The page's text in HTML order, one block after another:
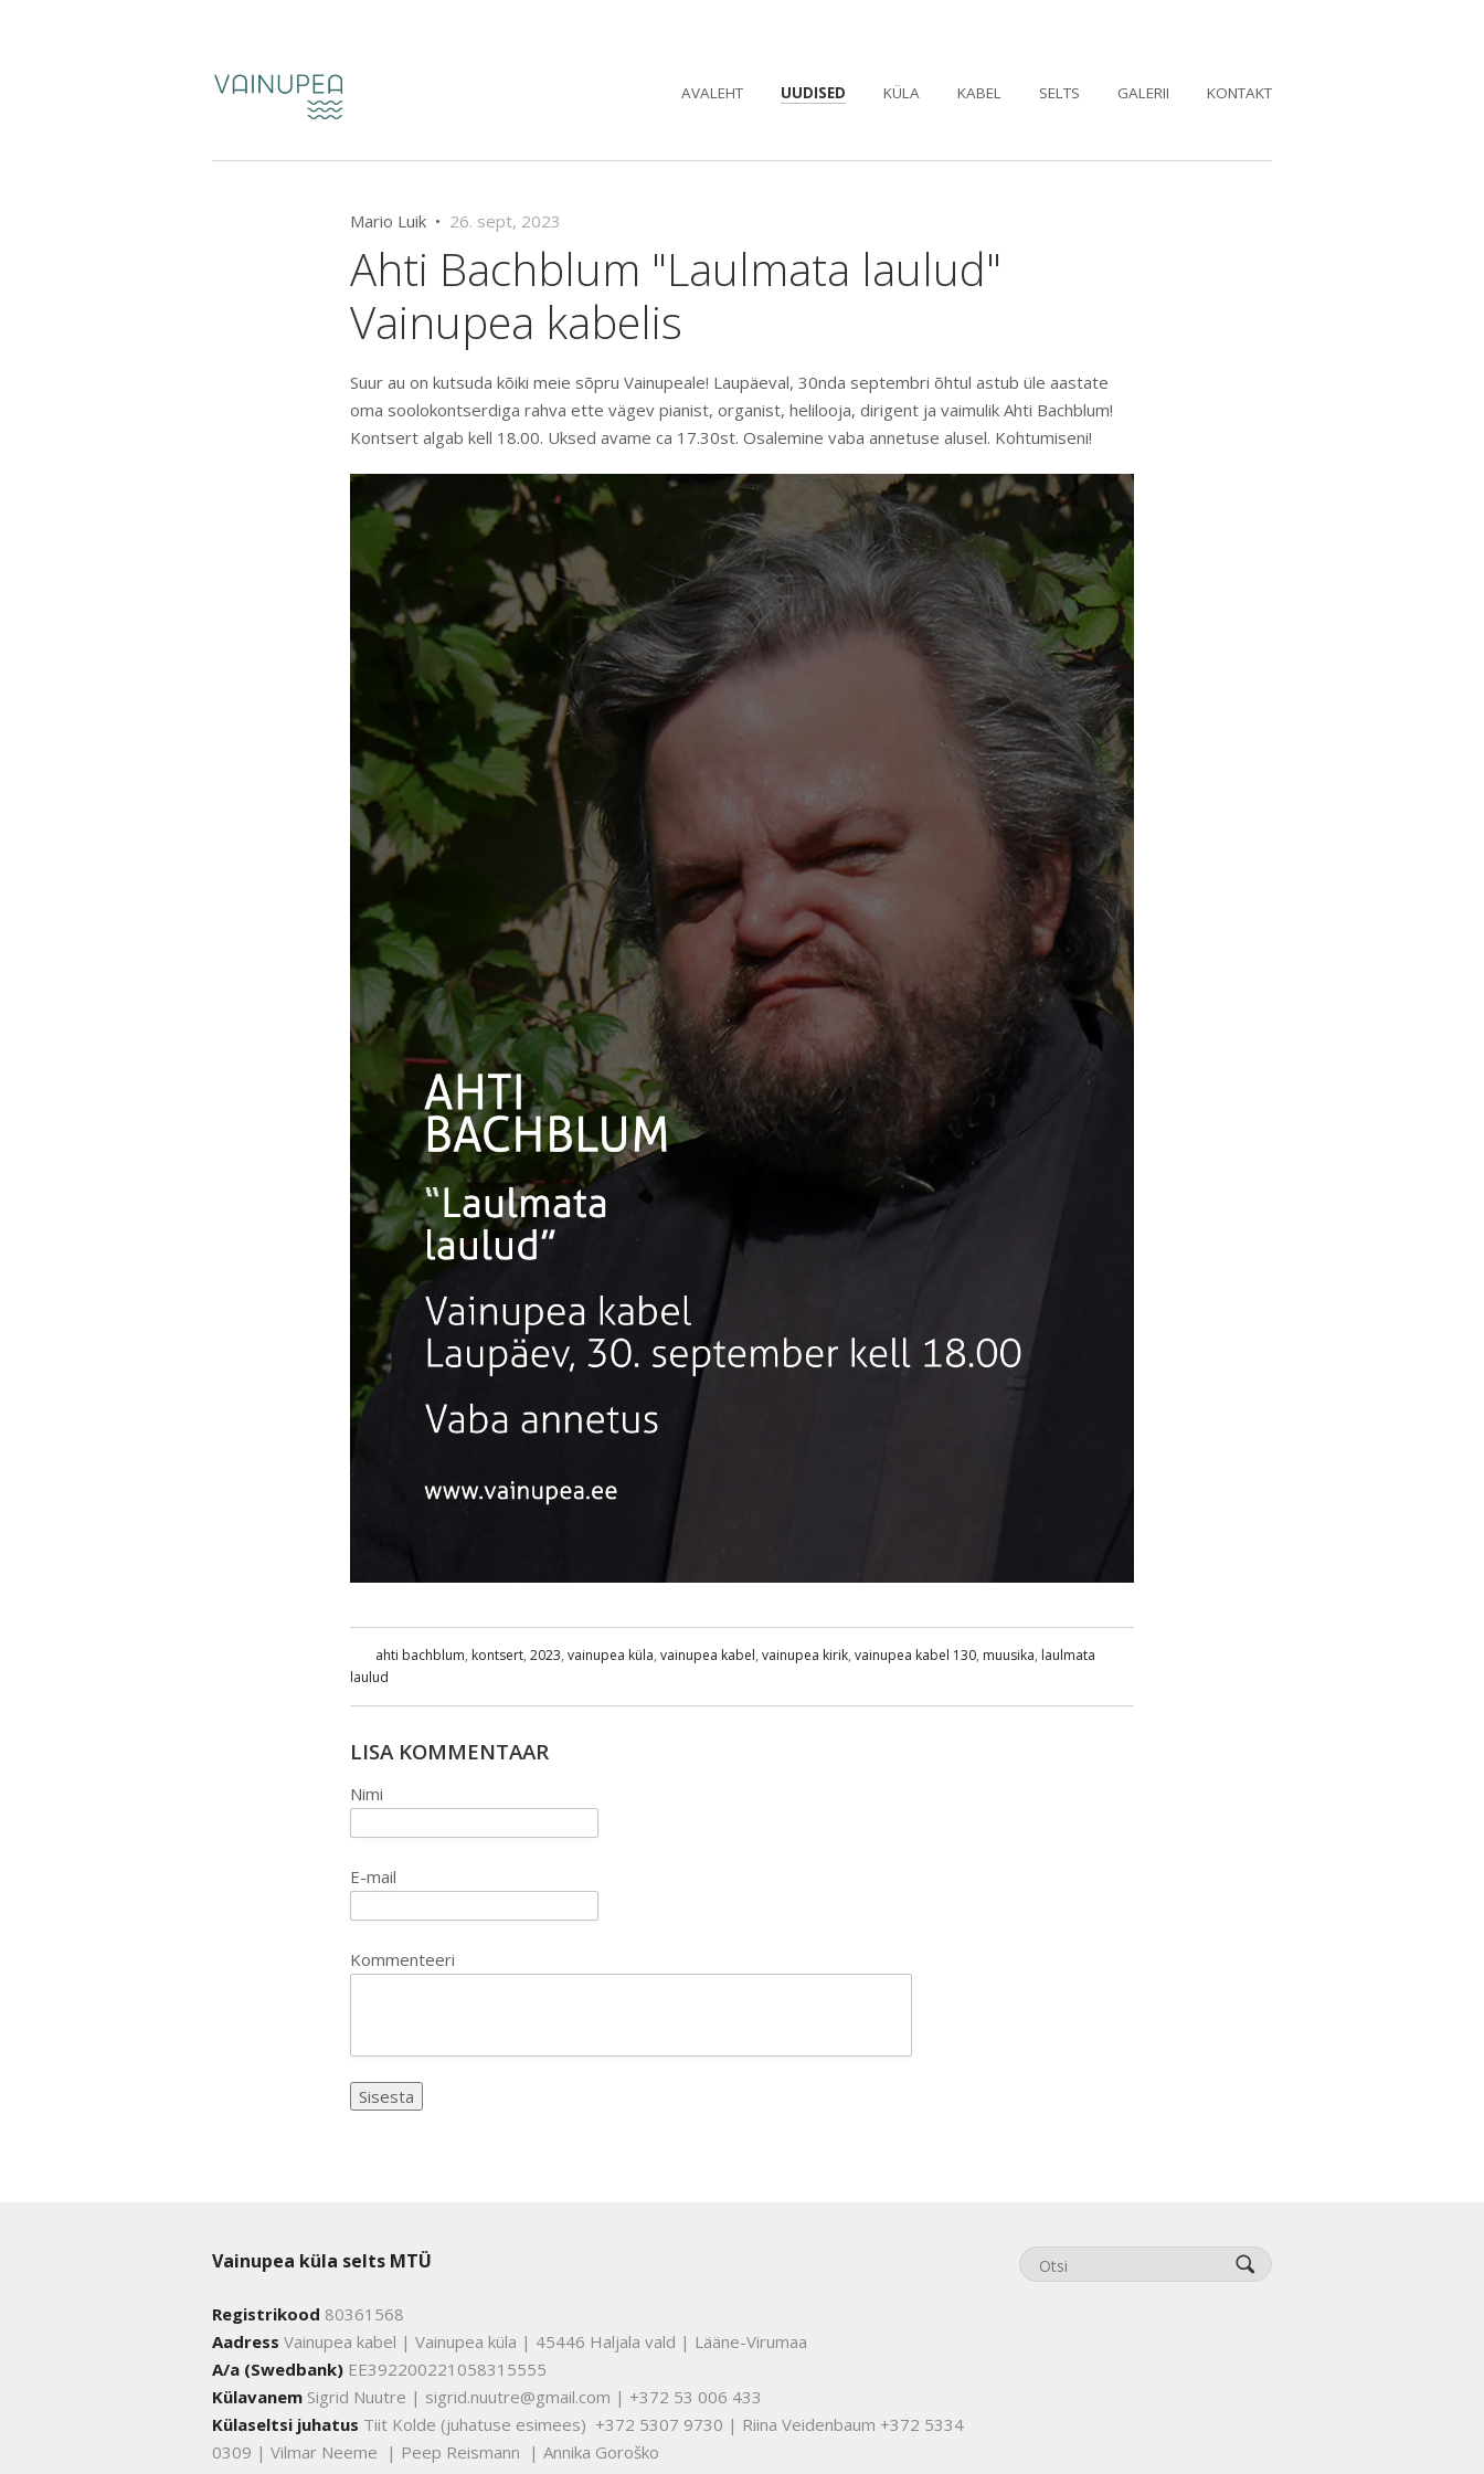
AVALEHT UUDISED KÜLA KABEL SELTS GALERII KONTAKT
Mario Luik • 26. sept, 2023
Ahti Bachblum "Laulmata laulud"
Vainupea kabelis
Suur au on kutsuda kõiki meie sõpru Vainupeale! Laupäeval, 30nda septembri õhtul astub üle aastate
oma soolokontserdiga rahva ette vägev pianist, organist, helilooja, dirigent ja vaimulik Ahti Bachblum!
Kontsert algab kell 18.00. Uksed avame ca 17.30st. Osalemine vaba annetuse alusel. Kohtumiseni!
ahti bachblum, kontsert, 2023, vainupea küla, vainupea kabel, vainupea kirik, vainupea kabel 130, muusika, laulmata
laulud
LISA KOMMENTAAR
Nimi
E-mail
Kommenteeri
Vainupea küla selts MTÜ
Registrikood 80361568
Aadress Vainupea kabel | Vainupea küla | 45446 Haljala vald | Lääne-Virumaa
A/a (Swedbank) EE392200221058315555
Külavanem Sigrid Nuutre | sigrid.nuutre@gmail.com | +372 53 006 433
Külaseltsi juhatus Tiit Kolde (juhatuse esimees) +372 5307 9730 | Riina Veidenbaum +372 5334
0309 | Vilmar Neeme | Peep Reismann | Annika Goroško